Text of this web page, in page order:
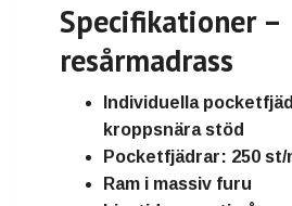
Specifikationer –
resårmadrass
Individuella
kroppsnära stöd
Pocketfjädrar: 250 st/
Ram i massiv furu